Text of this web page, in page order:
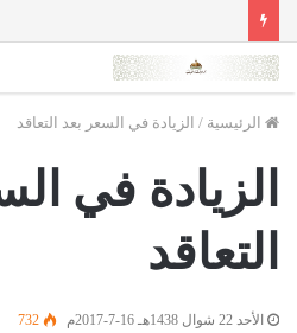
الرئيسية / الزيادة في السعر بعد التعاقد
الزيادة في
التعاقد
الأحد 22 شوال 1438هـ 16-7-2017م 732